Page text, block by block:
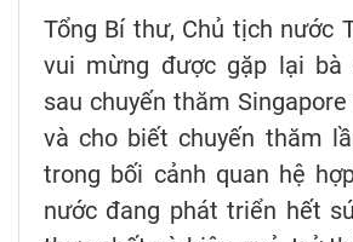
Tổng Bí thư, Chủ tịch nước
vui mừng được gặp lại bà
sau chuyến thăm
và cho biết chuyến thăm
trong bối cảnh quan hệ
nước đang phát triển hết